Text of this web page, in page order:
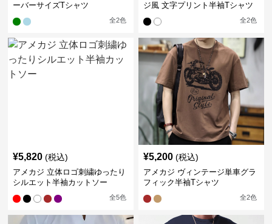
ーバーサイズTシャツ
全2色
ジ風 文字プリント半袖Tシャツ
全2色
¥5,820 (税込)
アメカジ 立体ロゴ刺繍ゆったり
シルエット半袖カットソー
全5色
¥5,200 (税込)
アメカジ ヴィンテージ単車グラ
フィック半袖Tシャツ
全2色